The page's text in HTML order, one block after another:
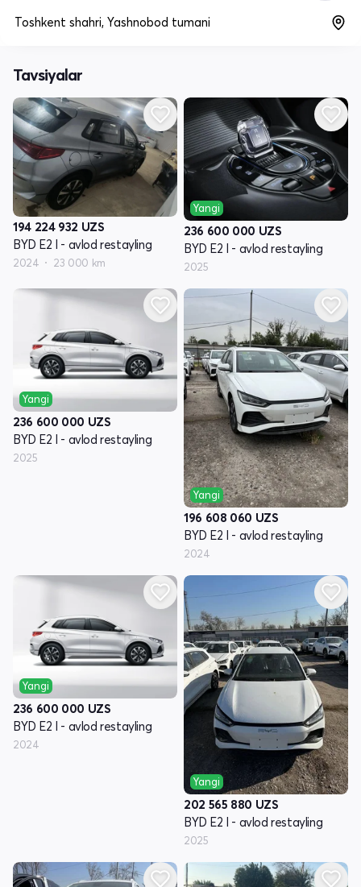
Toshkent shahri, Yashnobod tumani
Tavsiyalar
194 224 932 UZS
BYD E2 I - avlod restayling
2024 23 000 km
Yangi
236 600 000 UZS
BYD E2 I - avlod restayling
2025
Yangi
236 600 000 UZS
BYD E2 I - avlod restayling
2025
Yangi
196 608 060 UZS
BYD E2 I - avlod restayling
2024
Yangi
236 600 000 UZS
BYD E2 I - avlod restayling
2024
Yangi
202 565 880 UZS
BYD E2 I - avlod restayling
2025